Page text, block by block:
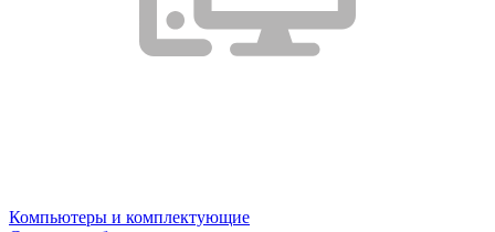
Компьютеры и комплектующие